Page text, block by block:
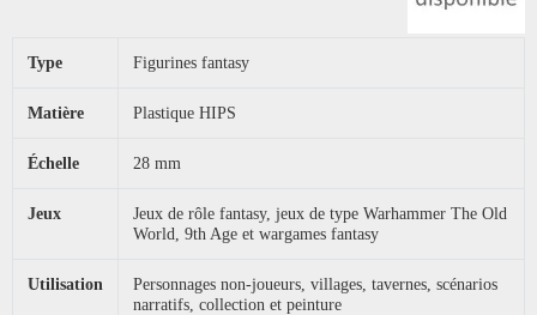
Type Figurines fantasy
Matière Plastique HIPS
Échelle 28 mm
Jeux
Jeux de rôle fantasy, jeux de type Warhammer The Old
World, 9th Age et wargames fantasy
Utilisation
Personnages non-joueurs, villages, tavernes, scénarios
narratifs, collection et peinture